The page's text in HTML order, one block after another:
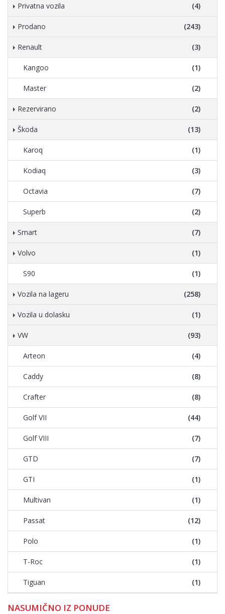
Privatna vozila (4)
Prodano (243)
Renault (3)
Kangoo (1)
Master (2)
Rezervirano (2)
Škoda (13)
Karoq (1)
Kodiaq (3)
Octavia (7)
Superb (2)
Smart (7)
Volvo (1)
S90 (1)
Vozila na lageru (258)
Vozila u dolasku (1)
VW (93)
Arteon (4)
Caddy (8)
Crafter (8)
Golf VII (44)
Golf VIII (7)
GTD (7)
GTI (1)
Multivan (1)
Passat (12)
Polo (1)
T-Roc (1)
Tiguan (1)
NASUMIČNO IZ PONUDE